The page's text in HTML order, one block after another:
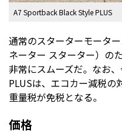
A7 Sportback Black Style PLUS
通常のスターターモータ
ネーター スターター）の
非常にスムーズだ。なお
PLUSは、エコカー減税の
重量税が免税となる。
価格